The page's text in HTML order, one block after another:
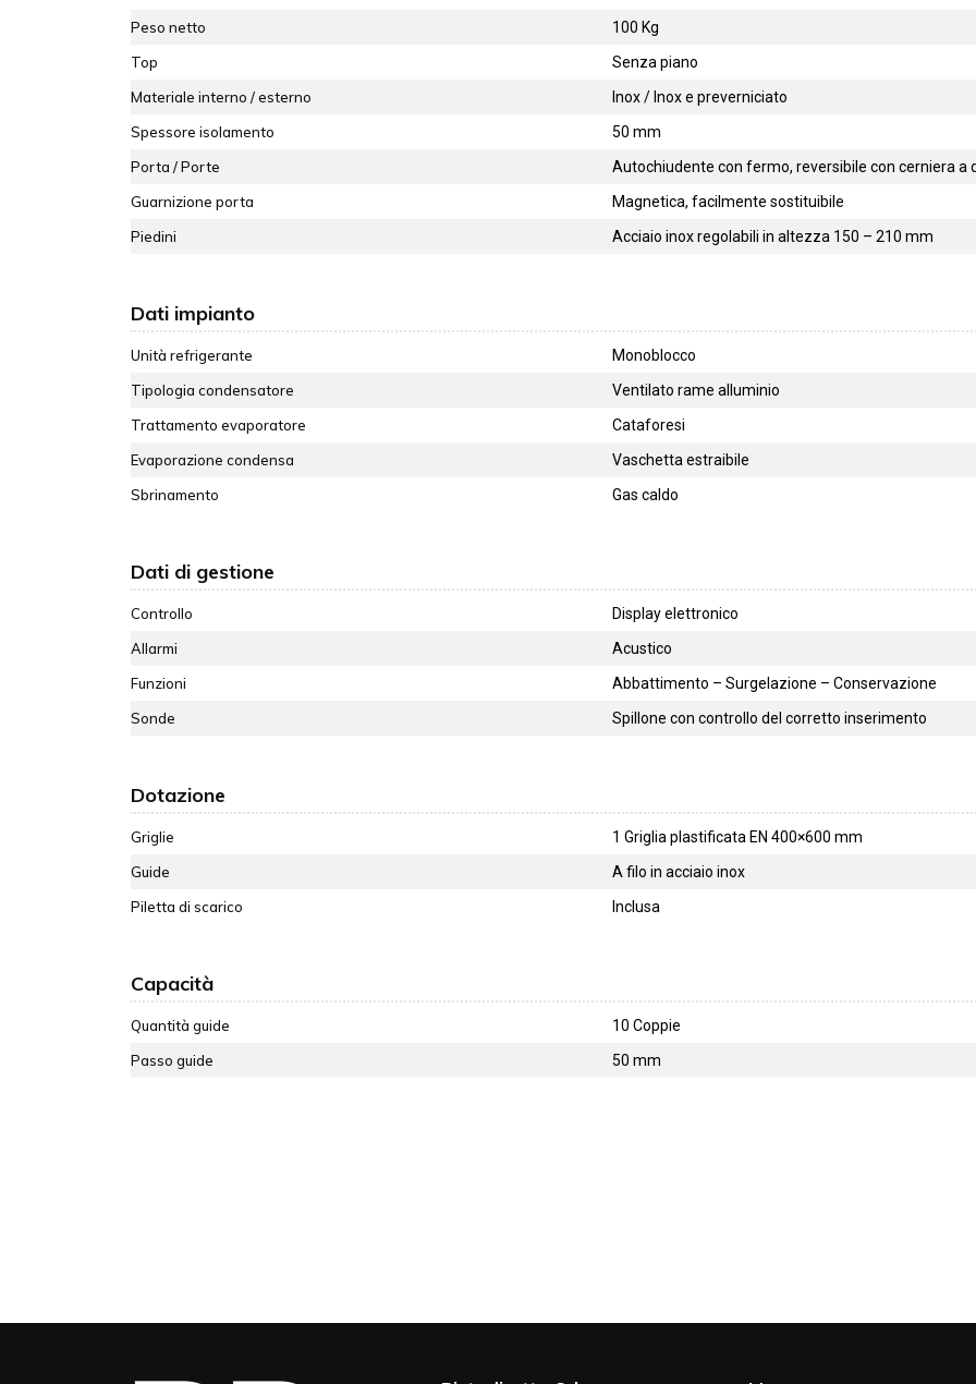
Peso netto
100 Kg
Top
Senza piano
Materiale interno / esterno
Inox / Inox e preverniciato
Spessore isolamento
50 mm
Porta / Porte
Autochiudente con fermo, reversibile con cerniera a
Guarnizione porta
Magnetica, facilmente sostituibile
Piedini
Acciaio inox regolabili in altezza 150 – 210 mm
Dati impianto
Unità refrigerante
Monoblocco
Tipologia condensatore
Ventilato rame alluminio
Trattamento evaporatore
Cataforesi
Evaporazione condensa
Vaschetta estraibile
Sbrinamento
Gas caldo
Dati di gestione
Controllo
Display elettronico
Allarmi
Acustico
Funzioni
Abbattimento – Surgelazione – Conservazione
Sonde
Spillone con controllo del corretto inserimento
Dotazione
Griglie
1 Griglia plastificata EN 400×600 mm
Guide
A filo in acciaio inox
Piletta di scarico
Inclusa
Capacità
Quantità guide
10 Coppie
Passo guide
50 mm